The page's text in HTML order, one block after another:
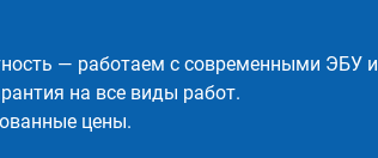
— работаем с современными ЭБУ и
на все виды работ.
цены.